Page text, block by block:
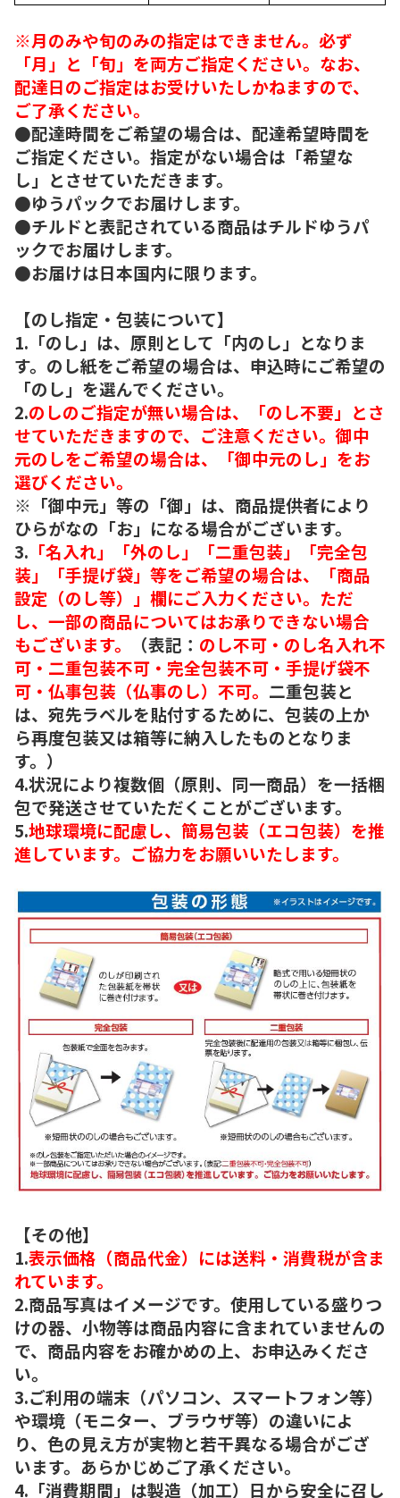
※月のみや旬のみの指定はできません。必ず
「月」と「旬」を両方ご指定ください。なお、
配達日のご指定はお受けいたしかねますので、
ご了承ください。
●配達時間をご希望の場合は、配達希望時間を
ご指定ください。指定がない場合は「希望な
し」とさせていただきます。
●ゆうパックでお届けします。
●チルドと表記されている商品はチルドゆうパ
ックでお届けします。
●お届けは日本国内に限ります。
【のし指定・包装について】
1.「のし」は、原則として「内のし」となりま
す。のし紙をご希望の場合は、申込時にご希望の
「のし」を選んでください。
2.のしのご指定が無い場合は、「のし不要」とさ
せていただきますので、ご注意ください。御中
元のしをご希望の場合は、「御中元のし」をお
選びください。
※「御中元」等の「御」は、商品提供者により
ひらがなの「お」になる場合がございます。
3. 「名入れ」「外のし」「二重包装」「完全包
装」「手提げ袋」等をご希望の場合は、「商品
設定（のし等）」欄にご入力ください。ただ
し、一部の商品についてはお承りできない場合
もございます。
（表記： のし不可・のし名入れ不
可・二重包装不可・完全包装不可・手提げ袋不
可・仏事包装（仏事のし）不可。 二重包装と
は、宛先ラベルを貼付するために、包装の上か
ら再度包装又は箱等に納入したものとなりま
す。）
4.状況により複数個（原則、同一商品）を一括梱
包で発送させていただくことがございます。
5.地球環境に配慮し、簡易包装（エコ包装）を推
進しています。ご協力をお願いいたします。
【その他】
1.表示価格（商品代金）には送料・消費税が含ま
れています。
2.商品写真はイメージです。使用している盛りつ
けの器、小物等は商品内容に含まれていませんの
で、商品内容をお確かめの上、お申込みくださ
い。
3.ご利用の端末（パソコン、スマートフォン等）
や環境（モニター、ブラウザ等）の違いによ
り、色の見え方が実物と若干異なる場合がござ
います。あらかじめご了承ください。
4.「消費期間」は製造（加工）日から安全に召し